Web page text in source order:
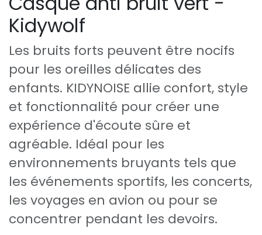
Kidywolf
Les bruits forts peuvent être nocifs
pour les oreilles délicates des
enfants. KIDYNOISE allie confort, style
et fonctionnalité pour créer une
expérience d'écoute sûre et
agréable. Idéal pour les
environnements bruyants tels que
les événements sportifs, les concerts,
les voyages en avion ou pour se
concentrer pendant les devoirs.